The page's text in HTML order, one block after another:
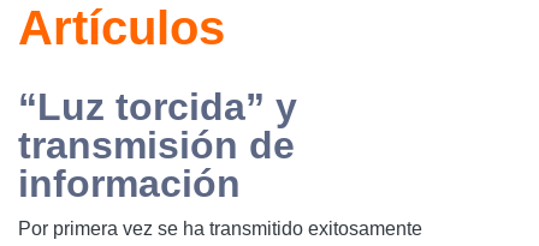
Artículos
“Luz torcida” y
transmisión de
información
Por primera vez se ha transmitido exitosamente